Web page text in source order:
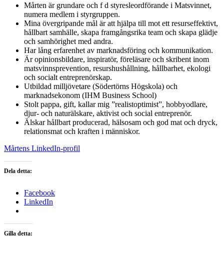
Mårten är grundare och f d styresleordförande i Matsvinnet,
numera medlem i styrgruppen.
Mina övergripande mål är att hjälpa till mot ett resurseffektivt,
hållbart samhälle, skapa framgångsrika team och skapa glädje
och samhörighet med andra.
Har lång erfarenhet av marknadsföring och kommunikation.
Är opinionsbildare, inspiratör, föreläsare och skribent inom
matsvinnsprevention, resurshushållning, hållbarhet, ekologi
och socialt entreprenörskap.
Utbildad milljövetare (Södertörns Högskola) och
marknadsekonom (IHM Business School)
Stolt pappa, gift, kallar mig ”realistoptimist”, hobbyodlare,
djur- och naturälskare, aktivist och social entreprenör.
Älskar hållbart producerad, hälsosam och god mat och dryck,
relationsmat och kraften i människor.
Mårtens LinkedIn-profil
Dela detta:
Facebook
LinkedIn
Gilla detta: